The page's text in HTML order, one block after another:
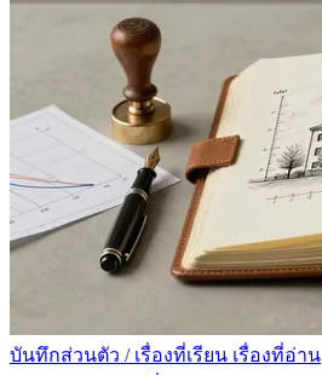
บันทึกส่วนตัว / เรื่องที่เรียน เรื่องที่อ่าน